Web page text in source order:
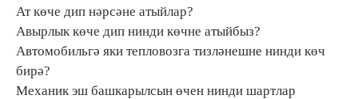
Ат көче дип нәрсәне атыйлар?
Авырлык көче дип нинди көчне атыйбыз?
Автомобильгә яки тепловозга тизләнешне нинди көч
бирә?
Механик эш башкарылсын өчен нинди шартлар